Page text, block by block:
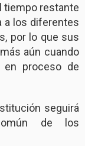
tiempo restante
a los diferentes
por lo que sus
aún cuando
proceso de
seguirá
de los